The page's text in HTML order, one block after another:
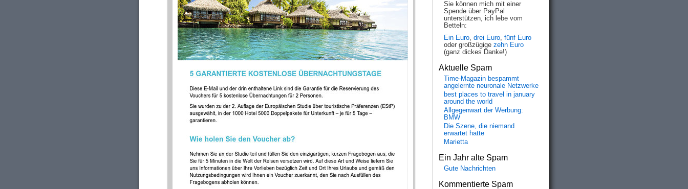
Sie können mich mit einer
Spende über PayPal
unterstützen, ich lebe vom
Betteln:
Ein Euro, drei Euro, fünf Euro
oder großzügige zehn Euro
(ganz dickes Danke!)
Aktuelle Spam
Time-Magazin bespammt
angelernte neuronale Netzwerke
best places to travel in january
around the world
Allgegenwart der Werbung:
BMW
Die Szene, die niemand
erwartet hatte
Marietta
Ein Jahr alte Spam
Gute Nachrichten
Kommentierte Spam